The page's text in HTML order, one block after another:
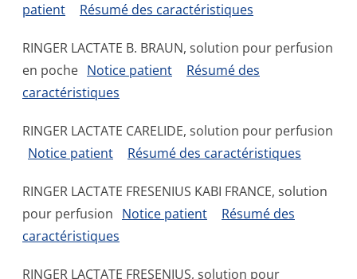
patient
Résumé des caractéristiques
RINGER LACTATE B. BRAUN, solution pour perfusion
en poche Notice patient
Résumé des
caractéristiques
RINGER LACTATE CARELIDE, solution pour perfusion
Notice patient
Résumé des caractéristiques
RINGER LACTATE FRESENIUS KABI FRANCE, solution
pour perfusion Notice patient
Résumé des
caractéristiques
RINGER LACTATE FRESENIUS, solution pour